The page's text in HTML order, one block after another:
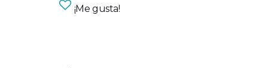
¡Me gusta!